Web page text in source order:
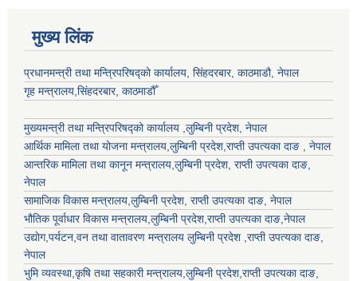
मुख्य लिंक
प्रधानमन्त्री तथा मन्त्रिपरिषद्को कार्यालय, सिंहदरबार, काठमाडौ, नेपाल
गृह मन्त्रालय,सिंहदरबार, काठमाडौँ
मुख्यमन्त्री तथा मन्त्रिपरिषद्को कार्यालय ,लुम्बिनी प्रदेश, नेपाल
आर्थिक मामिला तथा योजना मन्त्रालय,लुम्बिनी प्रदेश,राप्ती उपत्यका दाङ , नेपाल
आन्तरिक मामिला तथा कानून मन्त्रालय,लुम्बिनी प्रदेश, राप्ती उपत्यका दाङ,
नेपाल
सामाजिक विकास मन्त्रालय,लुम्बिनी प्रदेश, राप्ती उपत्यका दाङ, नेपाल
भौतिक पूर्वाधार विकास मन्त्रालय,लुम्बिनी प्रदेश,राप्ती उपत्यका दाङ,नेपाल
उद्याेग,पर्यटन,वन तथा वातावरण मन्त्रालय लुम्बिनी प्रदेश ,राप्ती उपत्यका दाङ,
नेपाल
भुमि व्यवस्था,कृषि तथा सहकारी मन्त्रालय,लुम्बिनी प्रदेश,राप्ती उपत्यका दाङ,